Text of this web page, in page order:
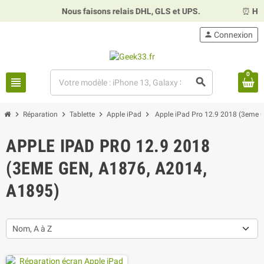
Nous faisons relais DHL, GLS et UPS. Horaires :
view_headline search
person Connexion
0
chevron_right Réparation chevron_right Tablette chevron_right Apple iPad chevron_right Apple iPad Pro 12.9 2018 (3eme
APPLE IPAD PRO 12.9 2018
(3EME GEN, A1876, A2014,
A1895)
Nom, A à Z